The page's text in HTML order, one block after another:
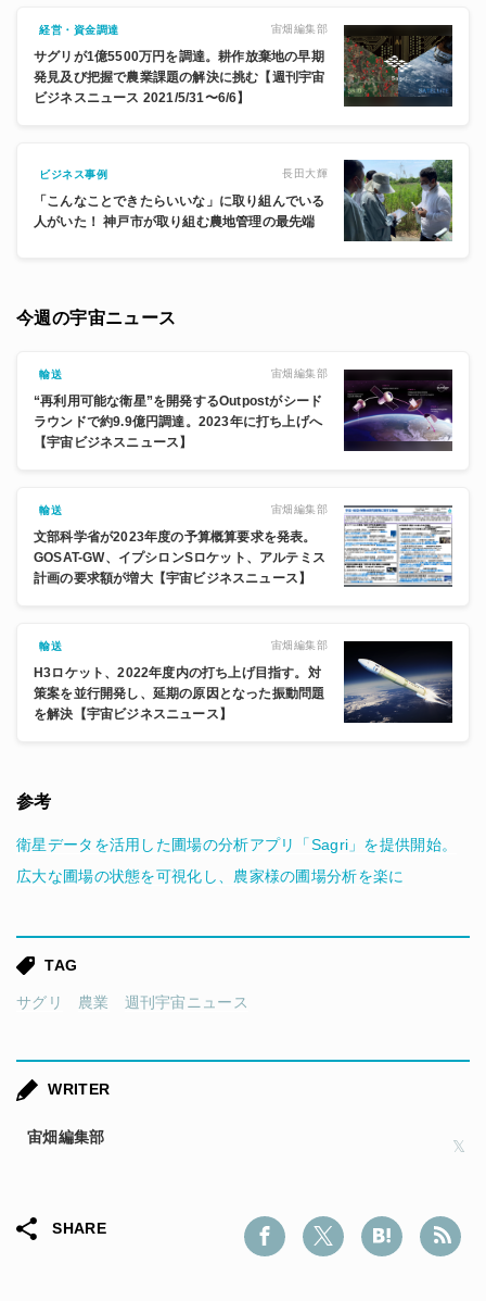
経営・資金調達 宙畑編集部
サグリが1億5500万円を調達。耕作放棄地の早期
発見及び把握で農業課題の解決に挑む【週刊宇宙
ビジネスニュース 2021/5/31〜6/6】
ビジネス事例 長田大輝
「こんなことできたらいいな」に取り組んでいる
人がいた！ 神戸市が取り組む農地管理の最先端
今週の宇宙ニュース
輸送 宙畑編集部
“再利用可能な衛星”を開発するOutpostがシード
ラウンドで約9.9億円調達。2023年に打ち上げへ
【宇宙ビジネスニュース】
輸送 宙畑編集部
文部科学省が2023年度の予算概算要求を発表。
GOSAT-GW、イプシロンSロケット、アルテミス
計画の要求額が増大【宇宙ビジネスニュース】
輸送 宙畑編集部
H3ロケット、2022年度内の打ち上げ目指す。対
策案を並行開発し、延期の原因となった振動問題
を解決【宇宙ビジネスニュース】
参考
衛星データを活用した圃場の分析アプリ「Sagri」を提供開始。
広大な圃場の状態を可視化し、農家様の圃場分析を楽に
TAG
サグリ 農業 週刊宇宙ニュース
WRITER
宙畑編集部
SHARE